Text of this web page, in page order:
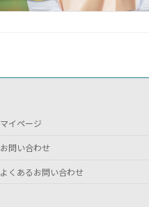
マイページ
お問い合わせ
よくあるお問い合わせ